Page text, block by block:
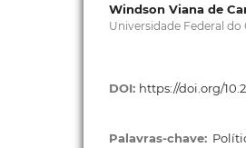
Windson Viana de
Universidade Federal do
DOI: https://doi.org/
Palavras-chave: